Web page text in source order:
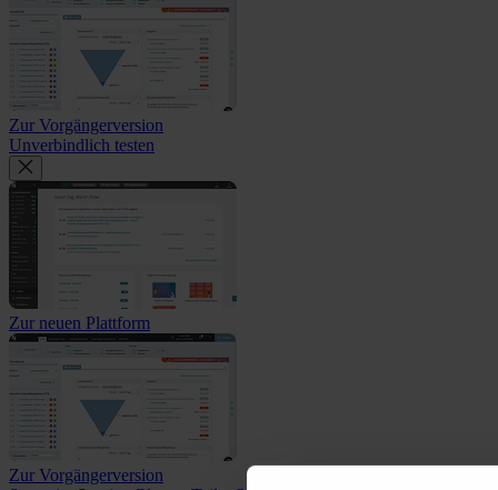
Zur Vorgängerversion
Unverbindlich testen
Zur neuen Plattform
Zur Vorgängerversion